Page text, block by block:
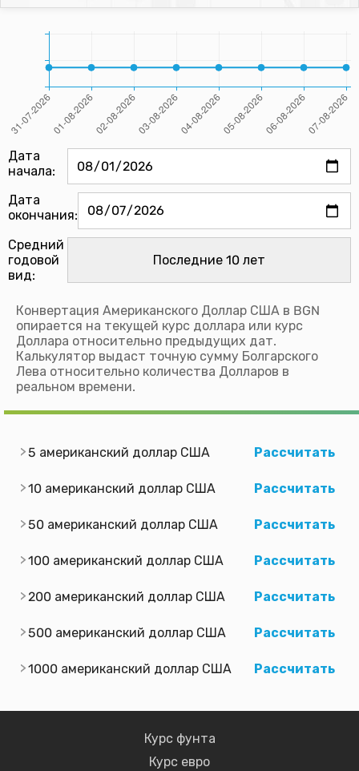
Дата
начала:
Дата
окончания:
Средний
годовой
вид:
Конвертация Американского Доллар США в BGN
опирается на текущей курс доллара или курс
Доллара относительно предыдущих дат.
Калькулятор выдаст точную сумму Болгарского
Лева относительно количества Долларов в
реальном времени.
5 американский доллар США Рассчитать
10 американский доллар США Рассчитать
50 американский доллар США Рассчитать
100 американский доллар США Рассчитать
200 американский доллар США Рассчитать
500 американский доллар США Рассчитать
1000 американский доллар США Рассчитать
Курс фунта
Курс евро